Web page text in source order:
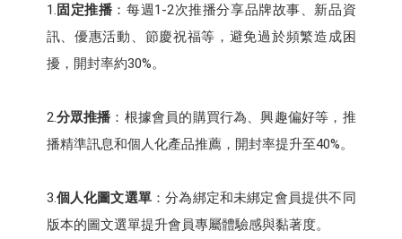
1.固定推播 ：每週1-2次推播分享品牌故事、新品資
訊、優惠活動、節慶祝福等，避免過於頻繁造成困
擾，開封率約30%。
2.分眾推播 ：根據會員的購買行為、興趣偏好等，推
播精準訊息和個人化產品推薦，開封率提升至40%。
3.個人化圖文選單：分為綁定和未綁定會員提供不同
版本的圖文選單提升會員專屬體驗感與黏著度。